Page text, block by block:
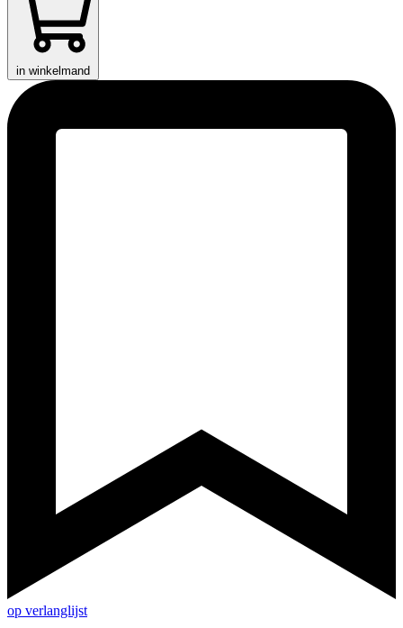
in winkelmand
op verlanglijst